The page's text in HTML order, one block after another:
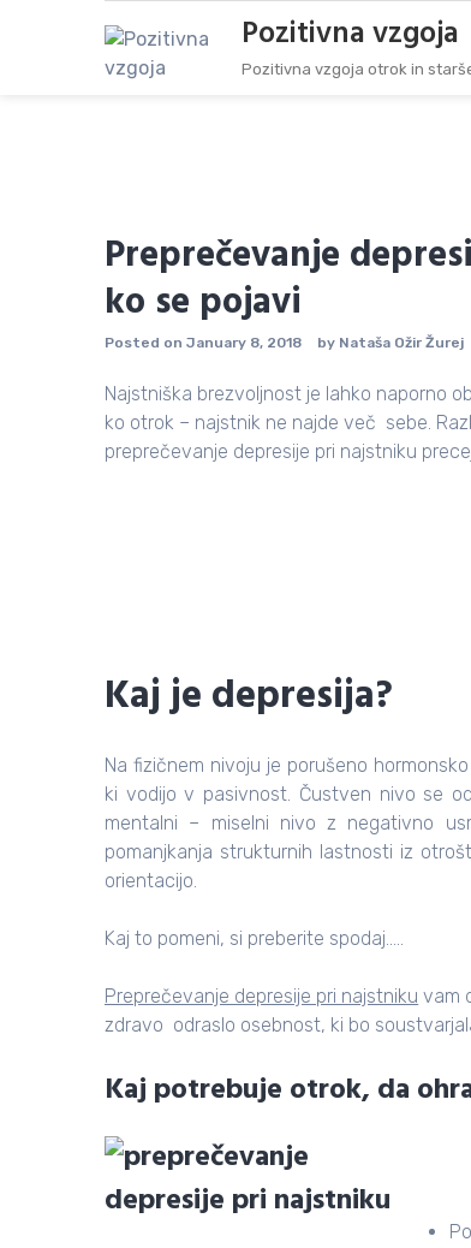
Pozitivna vzgoja
Pozitivna vzgoja otrok in
Preprečevanje
ko se pojavi
Posted on January 8, 2018 by Nataša Ožir Žurej
Najstniška brezvoljnost je lahko naporno
ko otrok – najstnik ne najde več sebe.
preprečevanje depresije pri najstniku
Kaj je depresija?
Na fizičnem nivoju je porušeno
ki vodijo v pasivnost. Čustven nivo se
mentalni – miselni nivo z negativno
pomanjkanja strukturnih lastnosti iz
orientacijo.
Kaj to pomeni, si preberite spodaj…..
Preprečevanje depresije pri najstniku vam
zdravo odraslo osebnost, ki bo
Kaj potrebuje otrok, da